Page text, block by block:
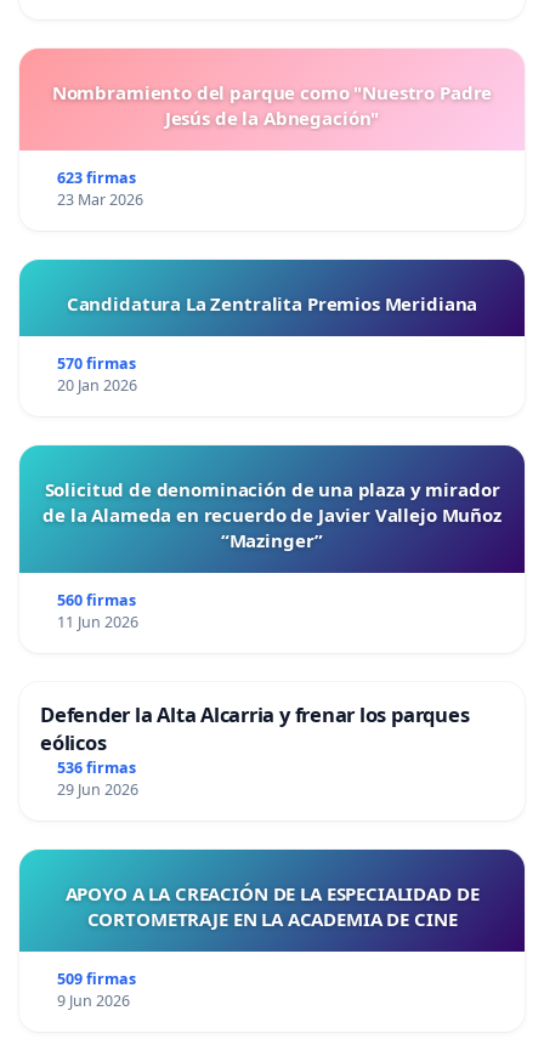
Nombramiento del parque como "Nuestro Padre
Jesús de la Abnegación"
623 firmas
23 Mar 2026
Candidatura La Zentralita Premios Meridiana
570 firmas
20 Jan 2026
Solicitud de denominación de una plaza y mirador
de la Alameda en recuerdo de Javier Vallejo Muñoz
“Mazinger”
560 firmas
11 Jun 2026
Defender la Alta Alcarria y frenar los parques
eólicos
536 firmas
29 Jun 2026
APOYO A LA CREACIÓN DE LA ESPECIALIDAD DE
CORTOMETRAJE EN LA ACADEMIA DE CINE
509 firmas
9 Jun 2026